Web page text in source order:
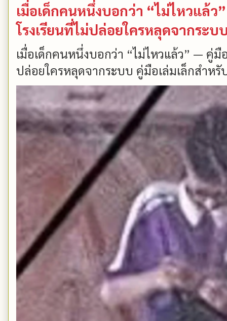
เมื่อเด็กคนหนึ่งบอกว่า “ไม่ไหวแล้
โรงเรียนที่ไม่ปล่อยใครหลุดจากระบ
เมื่อเด็กคนหนึ่งบอกว่า “ไม่ไหวแล้ว” — คู่
ปล่อยใครหลุดจากระบบ คู่มือเล่มเล็กสำหรั